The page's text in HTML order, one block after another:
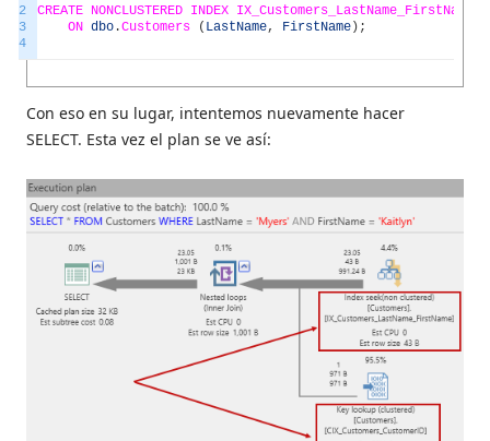
2
3
4
CREATE NONCLUSTERED INDEX IX_Customers_LastName_FirstName
ON dbo .Customers ( LastName, FirstName) ;
Con eso en su lugar, intentemos nuevamente hacer
SELECT. Esta vez el plan se ve así: